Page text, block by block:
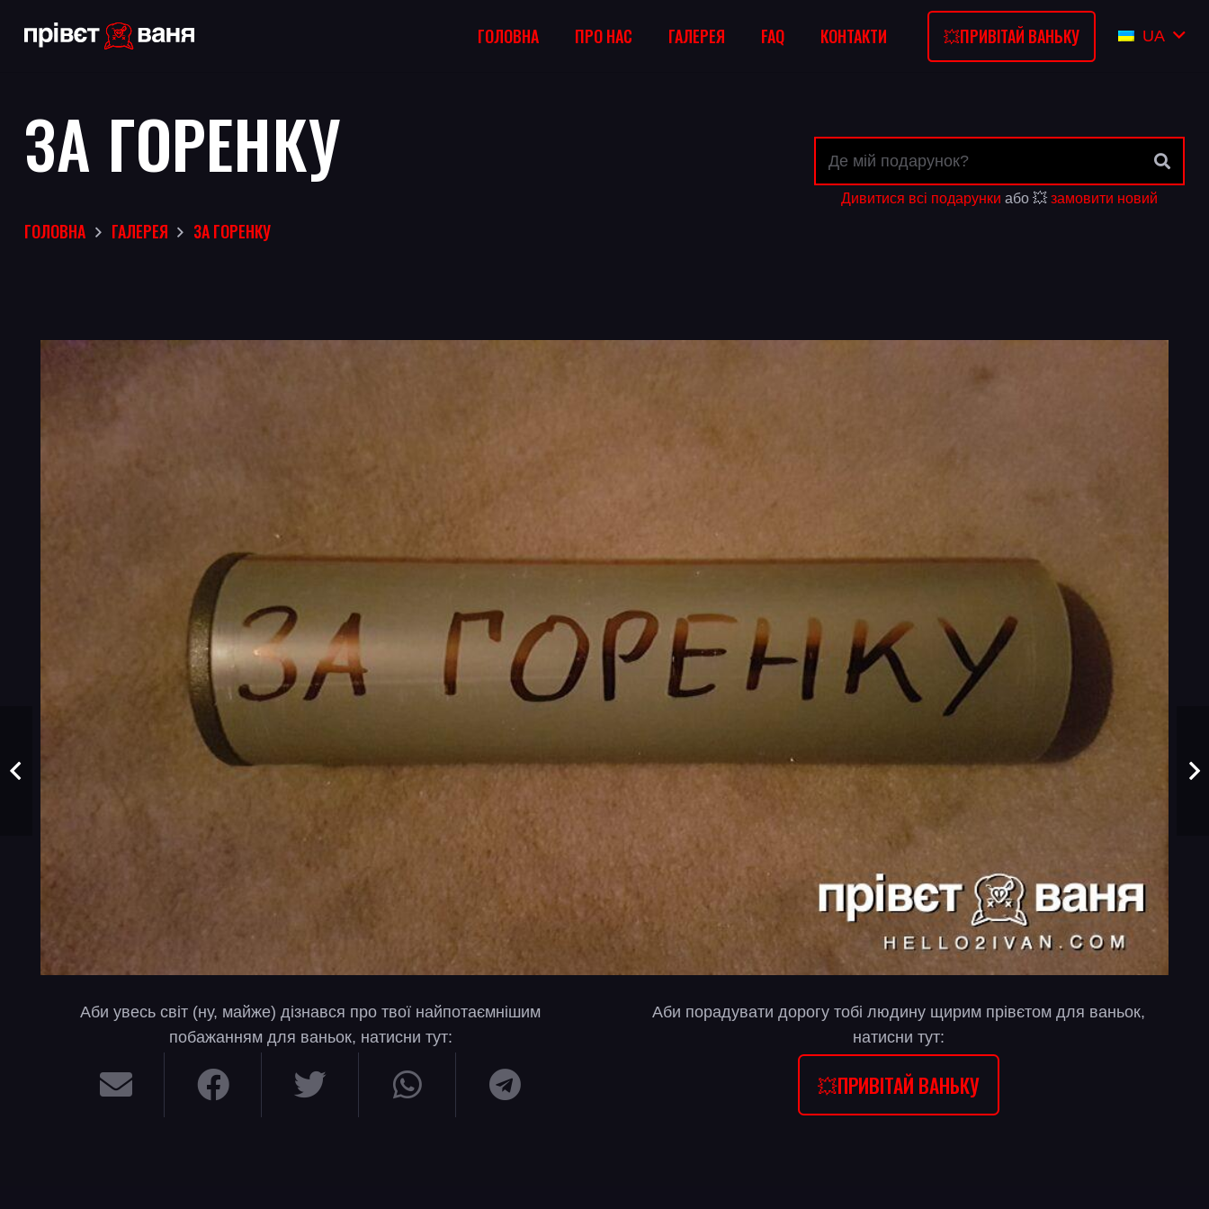
ГОЛОВНА ПРО НАС ГАЛЕРЕЯ FAQ КОНТАКТИ 💥ПРИВІТАЙ ВАНЬКУ UA
ЗА ГОРЕНКУ
ГОЛОВНА ГАЛЕРЕЯ ЗА ГОРЕНКУ
Дивитися всі подарунки або 💥замовити новий
Аби увесь світ (ну, майже) дізнався про твої найпотаємнішим
побажанням для ваньок, натисни тут:
Аби порадувати дорогу тобі людину щирим прівєтом для ваньок,
натисни тут:
💥ПРИВІТАЙ ВАНЬКУ